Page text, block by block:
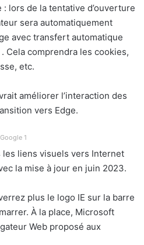
lors de la tentative d’ouverture
sera automatiquement
avec transfert automatique
Cela comprendra les cookies,
etc.
améliorer l’interaction des
vers Edge.
Google 1
liens visuels vers Internet
la mise à jour en juin 2023.
plus le logo IE sur la barre
À la place, Microsoft
Web proposé aux